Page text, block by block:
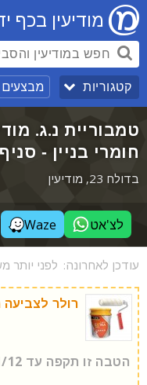
מודיעין בכף
קטגוריות מבצעים
טמבוריית נ.ג.
חומרי בניין -
בדולח 23, מודיעין
לצ'אט Waze
עודכן לאחרונה: לפני יותר
רולר
הטבה זו תקפה עד 31/12